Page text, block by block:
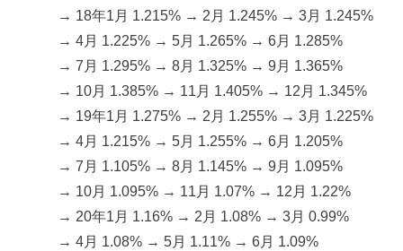
→ 18年1月 1.215% → 2月 1.245% → 3月 1.245%
→ 4月 1.225% → 5月 1.265% → 6月 1.285%
→ 7月 1.295% → 8月 1.325% → 9月 1.365%
→ 10月 1.385% → 11月 1.405% → 12月 1.345%
→ 19年1月 1.275% → 2月 1.255% → 3月 1.225%
→ 4月 1.215% → 5月 1.255% → 6月 1.205%
→ 7月 1.105% → 8月 1.145% → 9月 1.095%
→ 10月 1.095% → 11月 1.07% → 12月 1.22%
→ 20年1月 1.16% → 2月 1.08% → 3月 0.99%
→ 4月 1.08% → 5月 1.11% → 6月 1.09%